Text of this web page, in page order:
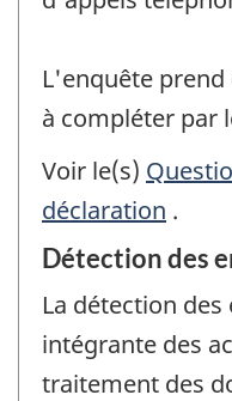
L'enquête
à compléter par
Voir le(s)
déclaration .
Détection des
La détection
intégrante des
traitement des